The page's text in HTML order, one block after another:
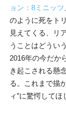
ョン：8ミニッツ
のように死をト
見えてくる、リ
うことはどうい
2016年の今だか
き起こされる懸
る。これまで描
ィ”に驚愕してほ